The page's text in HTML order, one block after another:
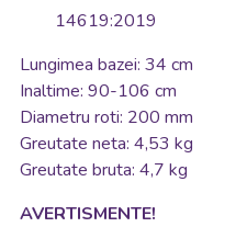
14619:2019
Lungimea bazei: 34 cm
Inaltime: 90-106 cm
Diametru roti: 200 mm
Greutate neta: 4,53 kg
Greutate bruta: 4,7 kg
AVERTISMENTE!